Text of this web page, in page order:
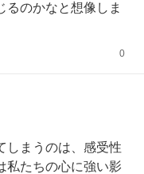
るのかなと想像しま
0
しまうのは、感受性
私たちの心に強い影